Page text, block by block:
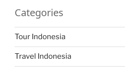
Categories
Tour Indonesia
Travel Indonesia